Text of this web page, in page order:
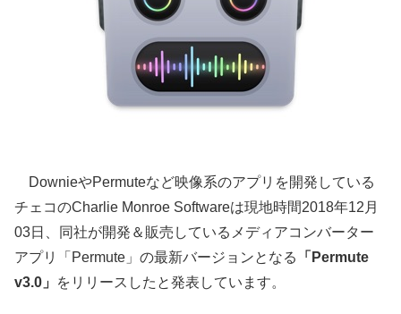
DownieやPermuteなど映像系のアプリを開発している
チェコのCharlie Monroe Softwareは現地時間2018年12月
03日、同社が開発＆販売しているメディアコンバーター
アプリ「Permute」の最新バージョンとなる
「Permute
v3.0」
をリリースしたと発表しています。